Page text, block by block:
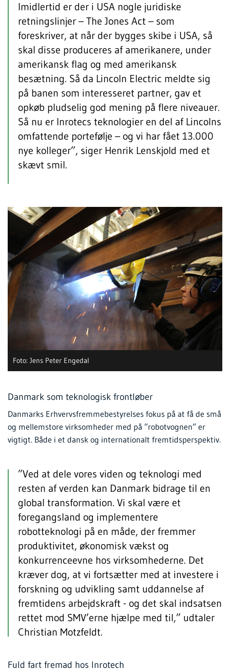
Imidlertid er der i USA nogle juridiske
retningslinjer – The Jones Act – som
foreskriver, at når der bygges skibe i USA, så
skal disse produceres af amerikanere, under
amerikansk flag og med amerikansk
besætning. Så da Lincoln Electric meldte sig
på banen som interesseret partner, gav et
opkøb pludselig god mening på flere niveauer.
Så nu er Inrotecs teknologier en del af Lincolns
omfattende portefølje – og vi har fået 13.000
nye kolleger”, siger Henrik Lenskjold med et
skævt smil.
Foto: Jens Peter Engedal
Danmark som teknologisk frontløber
Danmarks Erhvervsfremmebestyrelses fokus på at få de små
og mellemstore virksomheder med på ”robotvognen” er
vigtigt. Både i et dansk og internationalt fremtidsperspektiv.
”Ved at dele vores viden og teknologi med
resten af verden kan Danmark bidrage til en
global transformation. Vi skal være et
foregangsland og implementere
robotteknologi på en måde, der fremmer
produktivitet, økonomisk vækst og
konkurrenceevne hos virksomhederne. Det
kræver dog, at vi fortsætter med at investere i
forskning og udvikling samt uddannelse af
fremtidens arbejdskraft - og det skal indsatsen
rettet mod SMV’erne hjælpe med til,” udtaler
Christian Motzfeldt.
Fuld fart fremad hos Inrotech